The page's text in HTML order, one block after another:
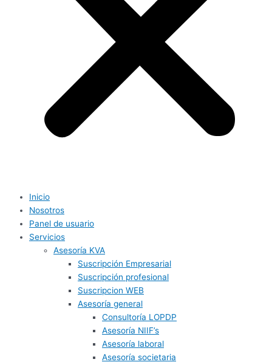
Inicio
Nosotros
Panel de usuario
Servicios
Asesoría KVA
Suscripción Empresarial
Suscripción profesional
Suscripcion WEB
Asesoría general
Consultoría LOPDP
Asesoría NIIF’s
Asesoría laboral
Asesoría societaria